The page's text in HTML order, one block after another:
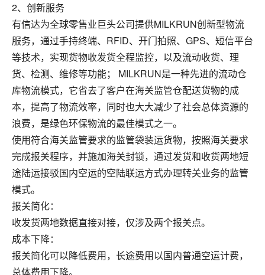
2、创新服务
有信达为全球零售业巨头公司提供MILKRUN创新型物流
服务，通过手持终端、RFID、开门拍照、GPS、短信平台
等技术，实现货物收发货全程监控，以及流动收货、理
货、检测、维修等功能； MILKRUN是一种先进的流动仓
库物流模式，它省去了客户在海关监管仓配送货物的成
本，提高了物流效率，同时也大大减少了社会总体资源的
浪费，是绿色环保物流的最佳模式之一。
使用符合海关监管要求的监管袋装运货物，按照海关要求
完成报关程序，并施加海关封锁，通过发货和收货两地短
途陆运接驳国内空运的空陆联运方式办理转关业务的监管
模式。
报关简化：
收发货两地数据直接对接，仅涉及两个报关点。
成本下降：
报关简化可以降低费用，长途费用以国内普通空运计费，
总体费用下降。